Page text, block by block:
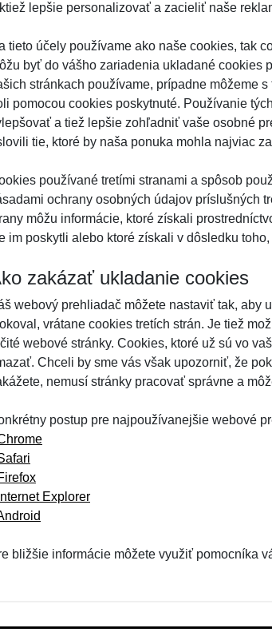
lepšie personalizovať a zacieliť naše
tieto účely používame ako naše cookies, tak
byť do vášho zariadenia ukladané cookies
stránkach používame, prípadne môžeme
pomocou cookies poskytnuté. Používanie
a tiež lepšie zohľadniť vaše osobné
tie, ktoré by naša ponuka mohla najviac
používané tretími stranami a spôsob
ochrany osobných údajov príslušných
môžu informácie, ktoré získali
im poskytli alebo ktoré získali v dôsledku
zakázať ukladanie cookies
webový prehliadač môžete nastaviť tak, aby
vrátane cookies tretích strán. Je tiež
webové stránky. Cookies, ktoré už sú vo
Chceli by sme vás však upozorniť, že
nemusí stránky pracovať správne a
postup pre najpoužívanejšie webové
Internet Explorer
bližšie informácie môžete využiť pomocníka